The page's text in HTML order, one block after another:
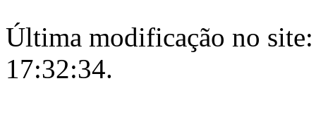
Última modificação no
17:32:34.